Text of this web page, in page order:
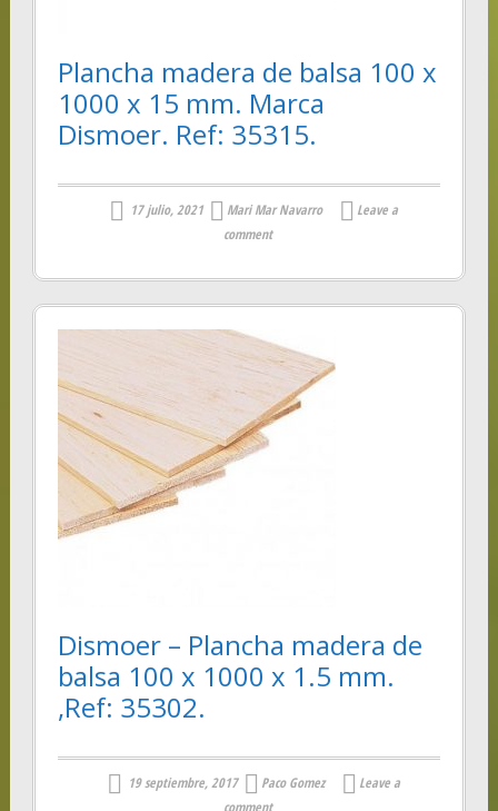
Plancha madera de balsa 100 x
1000 x 15 mm. Marca
Dismoer. Ref: 35315.
17 julio, 2021 Mari Mar Navarro
Leave a
comment
Dismoer – Plancha madera de
balsa 100 x 1000 x 1.5 mm.
,Ref: 35302.
19 septiembre, 2017 Paco Gomez
Leave a